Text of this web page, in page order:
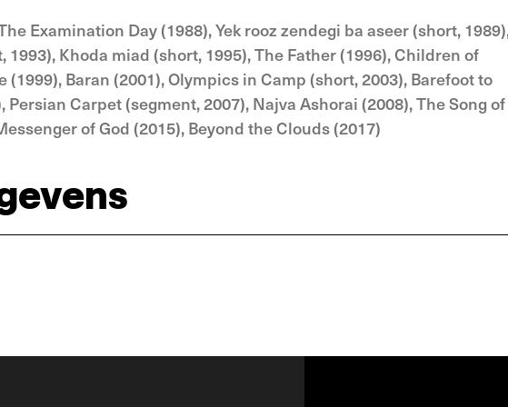
Examination Day (1988), Yek rooz zendegi ba aseer (short,
1993), Khoda miad (short, 1995), The Father (1996), Children of
(1999), Baran (2001), Olympics in Camp (short, 2003), Barefoot to
Persian Carpet (segment, 2007), Najva Ashorai (2008), The Song of
of God (2015), Beyond the Clouds (2017)